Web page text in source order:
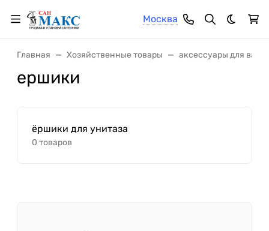
Москва
Темная
Главная Хозяйственные товары аксессуары для
ершики
ёршики для унитаза
0 товаров